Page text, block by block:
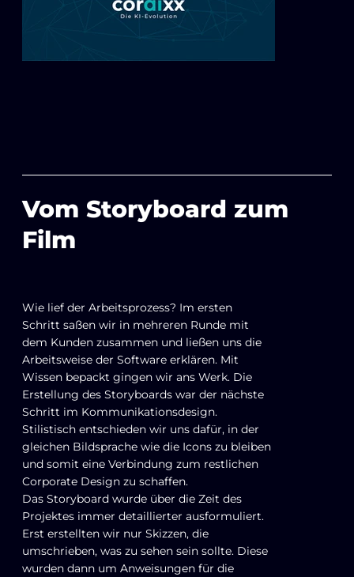
Vom Storyboard zum
Film
Wie lief der Arbeitsprozess? Im ersten
Schritt saßen wir in mehreren Runde mit
dem Kunden zusammen und ließen uns die
Arbeitsweise der Software erklären. Mit
Wissen bepackt gingen wir ans Werk. Die
Erstellung des Storyboards war der nächste
Schritt im Kommunikationsdesign.
Stilistisch entschieden wir uns dafür, in der
gleichen Bildsprache wie die Icons zu bleiben
und somit eine Verbindung zum restlichen
Corporate Design zu schaffen.
Das Storyboard wurde über die Zeit des
Projektes immer detaillierter ausformuliert.
Erst erstellten wir nur Skizzen, die
umschrieben, was zu sehen sein sollte. Diese
wurden dann um Anweisungen für die